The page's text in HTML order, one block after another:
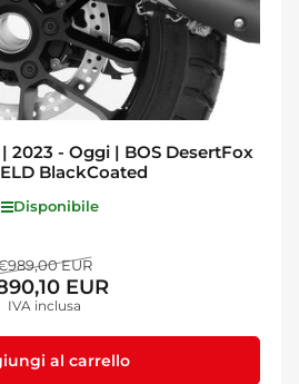
| 2023 - Oggi | BOS DesertFox
BlackCoated
Disponibile
EURPrezzo
di
EUR
IVA inclusa
al carrello